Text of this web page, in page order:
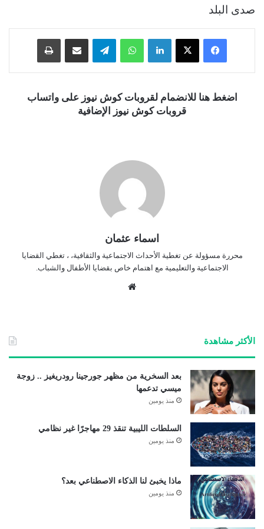
صدى البلد
فيسبوك ‫X لينكدإن واتساب تيلقرام
اضغط هنا للانضمام لقروبات كوش نيوز على واتساب
قروبات كوش نيوز الإضافية
اسماء عثمان
محررة مسؤولة عن تغطية الأحداث الاجتماعية والثقافية، ، تغطي القضايا
الاجتماعية والتعليمية مع اهتمام خاص بقضايا الأطفال والشباب.
الأكثر مشاهدة
بعد السخرية من مظهر جورجينا رودريغيز .. زوجة
ميسي تدعمها
منذ يومين
السلطات الليبية تنقذ 29 مهاجرًا غير نظامي
منذ يومين
ماذا يخبئ لنا الذكاء الاصطناعي بعد؟
منذ يومين